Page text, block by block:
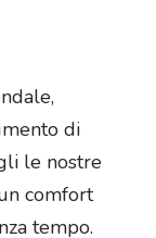
di
le nostre
comfort
tempo.